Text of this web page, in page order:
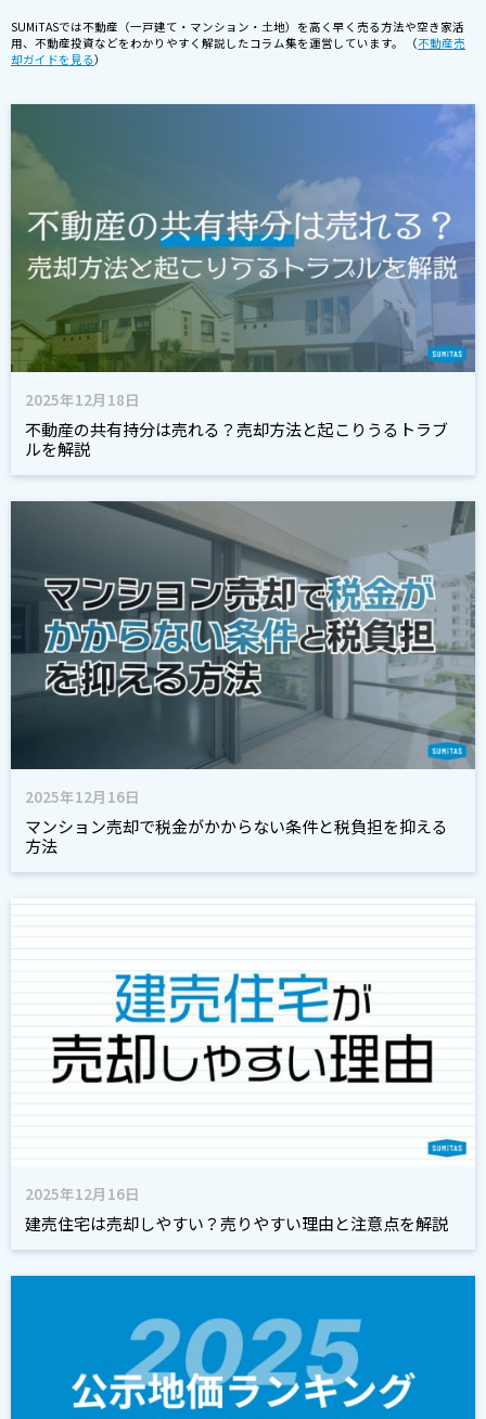
SUMiTASでは不動産（一戸建て・マンション・土地）を高く早く売る方法や空き家活
用、不動産投資などをわかりやすく解説したコラム集を運営しています。 （不動産売
却ガイドを見る）
2025年12月18日
不動産の共有持分は売れる？売却方法と起こりうるトラブ
ルを解説
2025年12月16日
マンション売却で税金がかからない条件と税負担を抑える
方法
2025年12月16日
建売住宅は売却しやすい？売りやすい理由と注意点を解説